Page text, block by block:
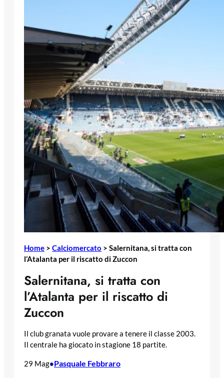
Home > Calciomercato > Salernitana, si tratta con
l’Atalanta per il riscatto di Zuccon
Salernitana, si tratta con
l’Atalanta per il riscatto di
Zuccon
Il club granata vuole provare a tenere il classe 2003.
Il centrale ha giocato in stagione 18 partite.
29 Mag•Pasquale Febbraro